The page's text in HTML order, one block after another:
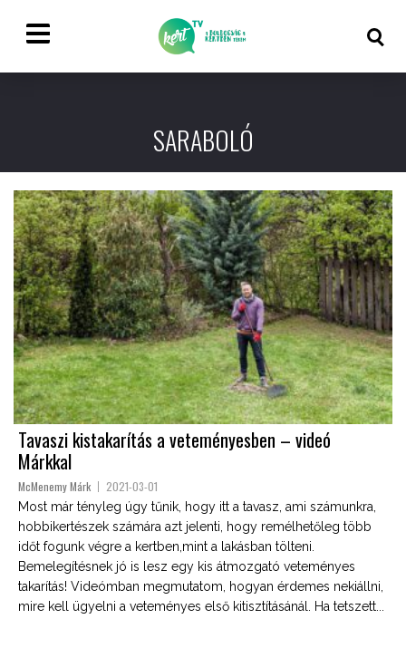
SARABOLÓ
Tavaszi kistakarítás a veteményesben – videó
Márkkal
McMenemy Márk 2021-03-01
Most már tényleg úgy tűnik, hogy itt a tavasz, ami számunkra,
hobbikertészek számára azt jelenti, hogy remélhetőleg több
időt fogunk végre a kertben,mint a lakásban tölteni.
Bemelegítésnek jó is lesz egy kis átmozgató veteményes
takarítás! Videómban megmutatom, hogyan érdemes nekiállni,
mire kell ügyelni a veteményes első kitisztításánál. Ha tetszett...